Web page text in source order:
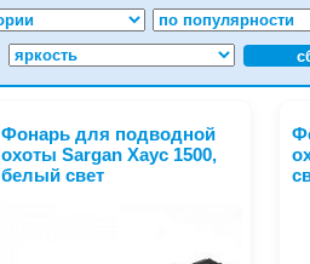
Фонарь для подводной
охоты Sargan Xаус 1500,
белый свет